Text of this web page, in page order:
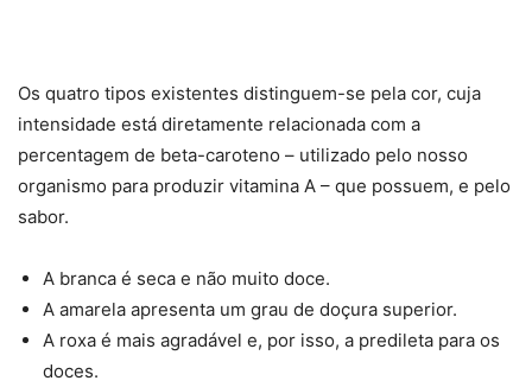
Os quatro tipos existentes distinguem-se pela cor, cuja
intensidade está diretamente relacionada com a
percentagem de beta-caroteno – utilizado pelo nosso
organismo para produzir vitamina A – que possuem, e pelo
sabor.
A branca é seca e não muito doce.
A amarela apresenta um grau de doçura superior.
A roxa é mais agradável e, por isso, a predileta para os
doces.